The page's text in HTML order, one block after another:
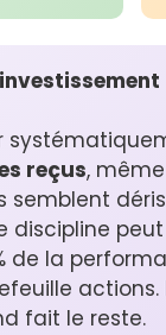
reçus,
discipline
de la
actions.
fait le reste.